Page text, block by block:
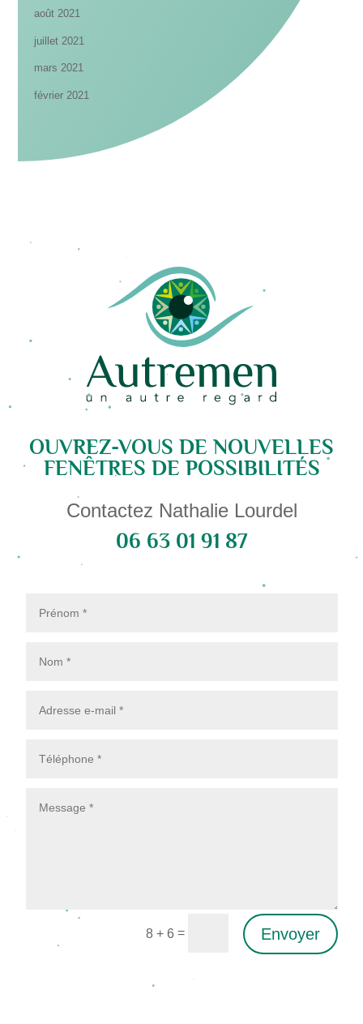
août 2021
juillet 2021
mars 2021
février 2021
OUVREZ-VOUS DE NOUVELLES
FENÊTRES DE POSSIBILITÉS
Contactez Nathalie Lourdel
06 63 01 91 87
8 + 6 = Envoyer